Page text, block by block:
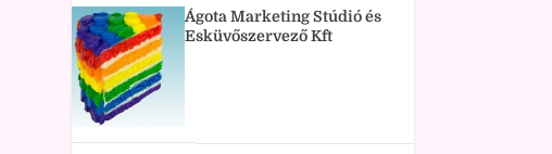
Ágota Marketing Stúdió és
Esküvőszervező Kft